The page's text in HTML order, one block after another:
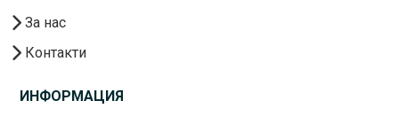
За нас
Контакти
ИНФОРМАЦИЯ